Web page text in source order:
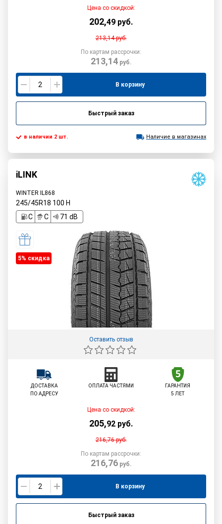
Цена со скидкой:
202,49 руб.
213,14руб.
По картам рассрочки:
213,14руб.
В корзину
Быстрый заказ
в наличии 2 шт. Наличие в магазинах
iLINK
WINTER IL868
245/45R18 100 H
C
C 71 dB
5% cкидка
Оставить отзыв
ДОСТАВКА
ПО АДРЕСУ
ОПЛАТА ЧАСТЯМИ
ГАРАНТИЯ
5 ЛЕТ
Цена со скидкой:
205,92 руб.
216,76руб.
По картам рассрочки:
216,76руб.
В корзину
Быстрый заказ